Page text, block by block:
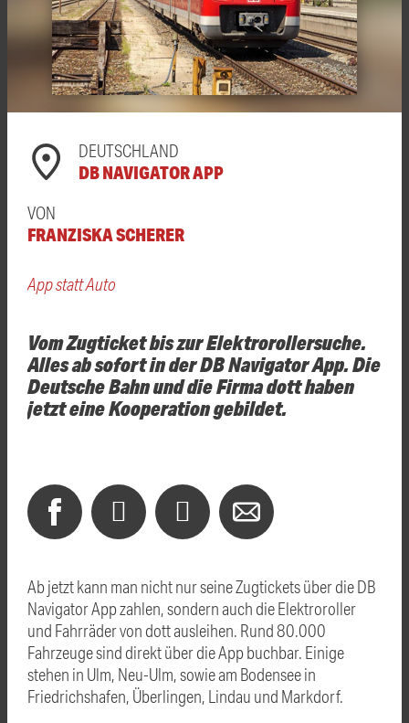
DEUTSCHLAND
DB NAVIGATOR APP
VON
FRANZISKA SCHERER
App statt Auto
Vom Zugticket bis zur Elektrorollersuche.
Alles ab sofort in der DB Navigator App. Die
Deutsche Bahn und die Firma dott haben
jetzt eine Kooperation gebildet.
Ab jetzt kann man nicht nur seine Zugtickets über die DB
Navigator App zahlen, sondern auch die Elektroroller
und Fahrräder von dott ausleihen. Rund 80.000
Fahrzeuge sind direkt über die App buchbar. Einige
stehen in Ulm, Neu-Ulm, sowie am Bodensee in
Friedrichshafen, Überlingen, Lindau und Markdorf.